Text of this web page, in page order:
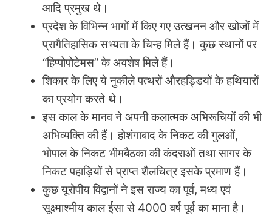
आदि प्रमुख थे।
प्रदेश के विभिन्न भागों में किए गए उत्खनन और खोजों में
प्रागैतिहासिक सभ्यता के चिन्ह मिले हैं। कुछ स्थानों पर
“हिप्पोपोटेमस” के अवशेष मिले हैं।
शिकार के लिए ये नुकीले पत्थरों औरहड्डियों के हथियारों
का प्रयोग करते थे।
इस काल के मानव ने अपनी कलात्मक अभिरूचियों की भी
अभिव्यक्ति की हैं। होशंगाबाद के निकट की गुलओं,
भोपाल के निकट भीमबैठका की कंदराओं तथा सागर के
निकट पहाड़ियों से प्राप्त शैलचित्र इसके प्रमाण हैं।
कुछ यूरोपीय विद्वानों ने इस राज्य का पूर्व, मध्य एवं
सूक्ष्माश्मीय काल ईसा से 4000 वर्ष पूर्व का माना है।